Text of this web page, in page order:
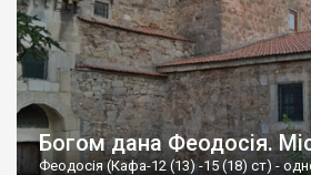
Богом дана Феодосія.
Феодосія (Кафа-12 (13) -15 (18) ст) -